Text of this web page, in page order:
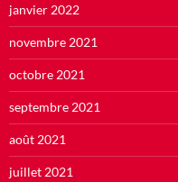
janvier 2022
novembre 2021
octobre 2021
septembre 2021
août 2021
juillet 2021